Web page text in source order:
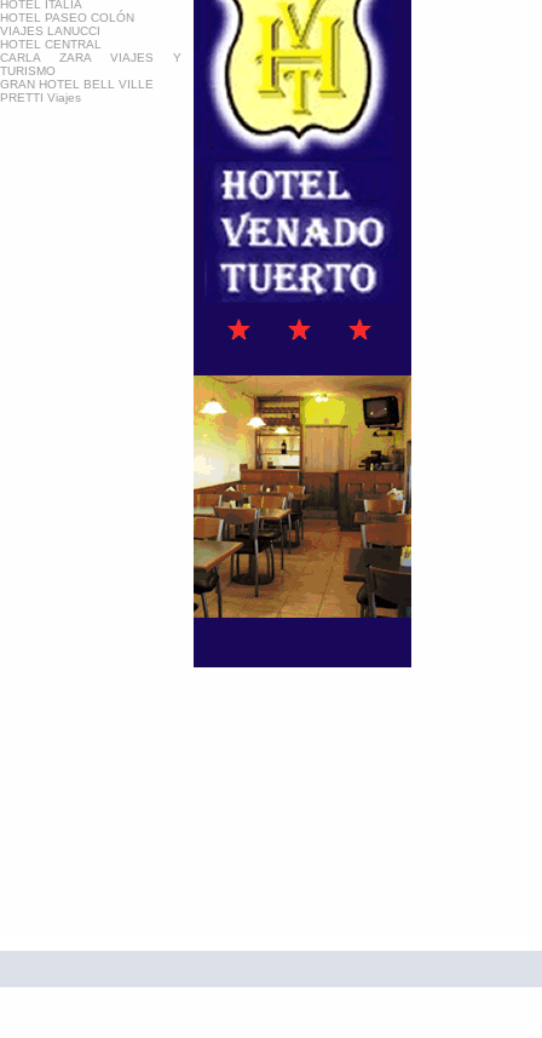
HOTEL ITALIA
HOTEL PASEO COLÓN
VIAJES LANUCCI
HOTEL CENTRAL
CARLA ZARA VIAJES Y
TURISMO
GRAN HOTEL BELL VILLE
PRETTI Viajes